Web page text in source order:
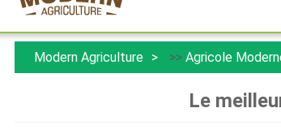
Modern Agriculture >> Agricole
Le